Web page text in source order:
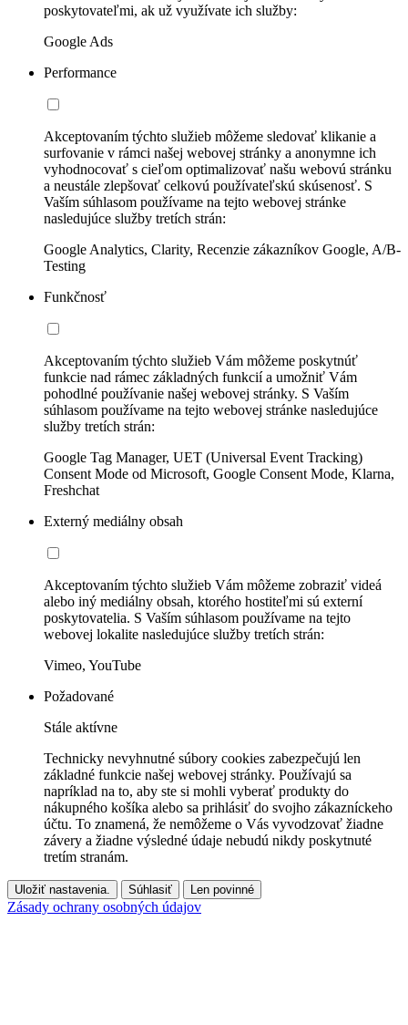
poskytovateľmi, ak už využívate ich služby:
Google Ads
Performance
Akceptovaním týchto služieb môžeme sledovať klikanie a
surfovanie v rámci našej webovej stránky a anonymne ich
vyhodnocovať s cieľom optimalizovať našu webovú stránku
a neustále zlepšovať celkovú používateľskú skúsenosť. S
Vaším súhlasom používame na tejto webovej stránke
nasledujúce služby tretích strán:
Google Analytics, Clarity, Recenzie zákazníkov Google, A/B-
Testing
Funkčnosť
Akceptovaním týchto služieb Vám môžeme poskytnúť
funkcie nad rámec základných funkcií a umožniť Vám
pohodlné používanie našej webovej stránky. S Vaším
súhlasom používame na tejto webovej stránke nasledujúce
služby tretích strán:
Google Tag Manager, UET (Universal Event Tracking)
Consent Mode od Microsoft, Google Consent Mode, Klarna,
Freshchat
Externý mediálny obsah
Akceptovaním týchto služieb Vám môžeme zobraziť videá
alebo iný mediálny obsah, ktorého hostiteľmi sú externí
poskytovatelia. S Vaším súhlasom používame na tejto
webovej lokalite nasledujúce služby tretích strán:
Vimeo, YouTube
Požadované
Stále aktívne
Technicky nevyhnutné súbory cookies zabezpečujú len
základné funkcie našej webovej stránky. Používajú sa
napríklad na to, aby ste si mohli vyberať produkty do
nákupného košíka alebo sa prihlásiť do svojho zákazníckeho
účtu. To znamená, že nemôžeme o Vás vyvodzovať žiadne
závery a žiadne výsledné údaje nebudú nikdy poskytnuté
tretím stranám.
Uložiť nastavenia. Súhlasiť Len povinné
Zásady ochrany osobných údajov